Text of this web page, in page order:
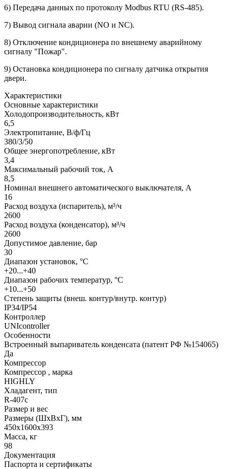
6) Передача данных по протоколу Modbus RTU (RS-485).
7) Вывод сигнала аварии (NO и NC).
8) Отключение кондиционера по внешнему аварийному
сигналу "Пожар".
9) Остановка кондиционера по сигналу датчика открытия
двери.
Характеристики
Основные характеристики
Холодопроизводительность, кВт
6,5
Электропитание, В/ф/Гц
380/3/50
Общее энергопотребление, кВт
3,4
Максимальный рабочий ток, А
8,5
Номинал внешнего автоматического выключателя, А
16
Расход воздуха (испаритель), м³/ч
2600
Расход воздуха (конденсатор), м³/ч
2600
Допустимое давление, бар
30
Диапазон установок, °С
+20...+40
Диапазон рабочих температур, °С
+10...+50
Степень защиты (внеш. контур/внутр. контур)
IP34/IP54
Контроллер
UNIcontroller
Особенности
Встроенный выпариватель конденсата (патент РФ №154065)
Да
Компрессор
Компрессор , марка
HIGHLY
Хладагент, тип
R-407c
Размер и вес
Размеры (ШхВхГ), мм
450х1600х393
Масса, кг
98
Документация
Паспорта и сертификаты